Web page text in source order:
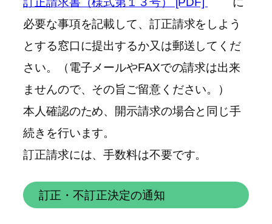
必要な事項を記載して、訂正請求をしよう
とする窓口に提出するか又は郵送してくだ
さい。（電子メールやFAXでの請求は出来
ませんので、その旨ご留意ください。）
本人確認のため、開示請求の場合と同じ手
続きを行います。
訂正請求には、手数料は不要です。
訂正・不訂正決定の通知